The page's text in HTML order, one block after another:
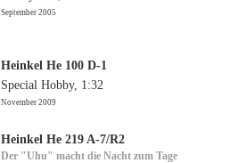
September 2005
Heinkel He 100 D-1
Special Hobby, 1:32
November 2009
Heinkel He 219 A-7/R2
Der "Uhu" macht die Nacht zum Tage